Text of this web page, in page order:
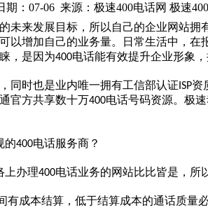
：07-06 来源：极速400电话网 极速
未来发展目标，所以自己的企业网站拥
以增加自己的业务量。日常生活中，在
，是因为400电话能有效提升企业形象
同时也是业内唯一拥有工信部认证 ISP资
官方共享数十万400电话号码资源。极
的400电话服务商？
上办理400电话业务的网站比比皆是，所
有成本结算，低于结算成本的通话质量